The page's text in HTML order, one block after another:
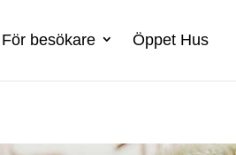
För besökare Öppet Hus